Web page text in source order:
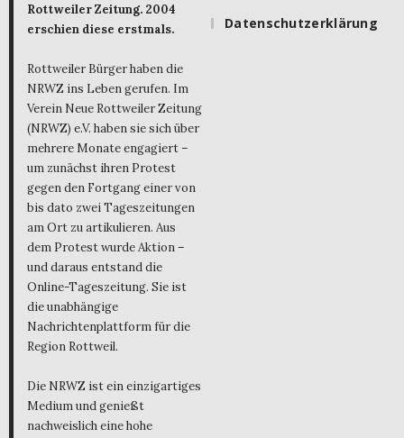
Rottweiler Zeitung. 2004
erschien diese erstmals.
Rottweiler Bürger haben die
NRWZ ins Leben gerufen. Im
Verein Neue Rottweiler Zeitung
(NRWZ) e.V. haben sie sich über
mehrere Monate engagiert –
um zunächst ihren Protest
gegen den Fortgang einer von
bis dato zwei Tageszeitungen
am Ort zu artikulieren. Aus
dem Protest wurde Aktion –
und daraus entstand die
Online-Tageszeitung. Sie ist
die unabhängige
Nachrichtenplattform für die
Region Rottweil.
Die NRWZ ist ein einzigartiges
Medium und genießt
nachweislich eine hohe
Datenschutzerklärung